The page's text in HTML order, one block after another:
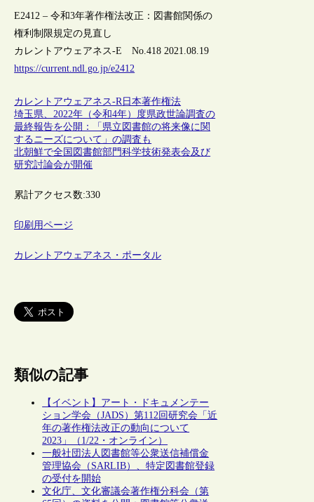
E2412 – 令和3年著作権法改正：図書館関係の
権利制限規定の見直し
カレントアウェアネス-E No.418 2021.08.19
https://current.ndl.go.jp/e2412
カレントアウェアネス-R 日本著作権法
埼玉県、2022年（令和4年）度県政世論調査の
最終報告を公開：「県立図書館の将来像に関
するニーズについて」の調査も
北朝鮮で全国図書館部門科学技術発表会及び
研究討論会が開催
累計アクセス数:330
印刷用ページ
カレントアウェアネス・ポータル
類似の記事
【イベント】アート・ドキュメンテー
ション学会（JADS）第112回研究会「近
年の著作権法改正の動向について
2023」（1/22・オンライン）
一般社団法人図書館等公衆送信補償金
管理協会（SARLIB）、特定図書館登録
の受付を開始
文化庁、文化審議会著作権分科会（第